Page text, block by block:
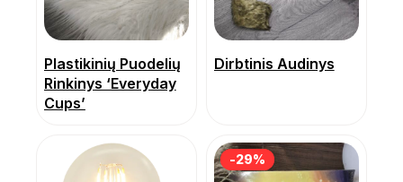
Plastikinių Puodelių
Rinkinys ‘Everyday
Cups’
Dirbtinis Audinys
-29%
-29%